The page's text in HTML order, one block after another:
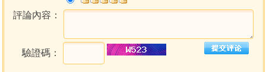
本來以為寫完了「命理操作三步曲」，便可以功德圓
高山流水任我行，不須要再為了要寫書而朝夕牽掛，每天都
要凌晨過後才睡，天未光便起床，拿起筆，開著電腦，忘我
評論內容：
驗證碼：